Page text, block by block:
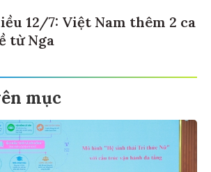
12/7: Việt Nam thêm 2 ca
từ Nga
mục